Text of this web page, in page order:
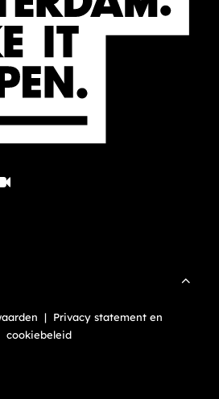
| Privacy statement en
cookiebeleid